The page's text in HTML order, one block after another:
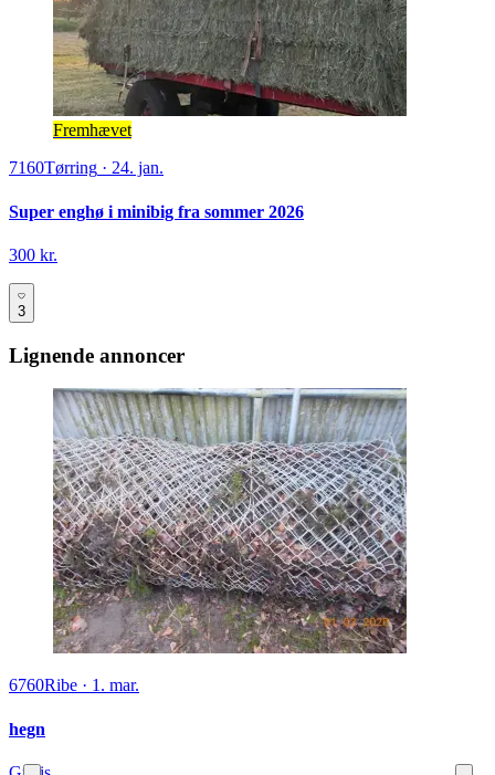
Fremhævet
7160Tørring · 24. jan.
Super enghø i minibig fra sommer 2026
300 kr.
3
Lignende annoncer
6760Ribe · 1. mar.
hegn